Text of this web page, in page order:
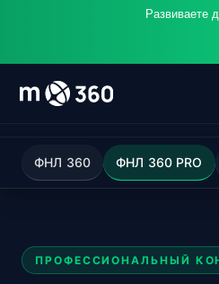
Развиваете
ФНЛ 360 ФНЛ 360 PRO
ПРОФЕССИОНАЛЬНЫЙ